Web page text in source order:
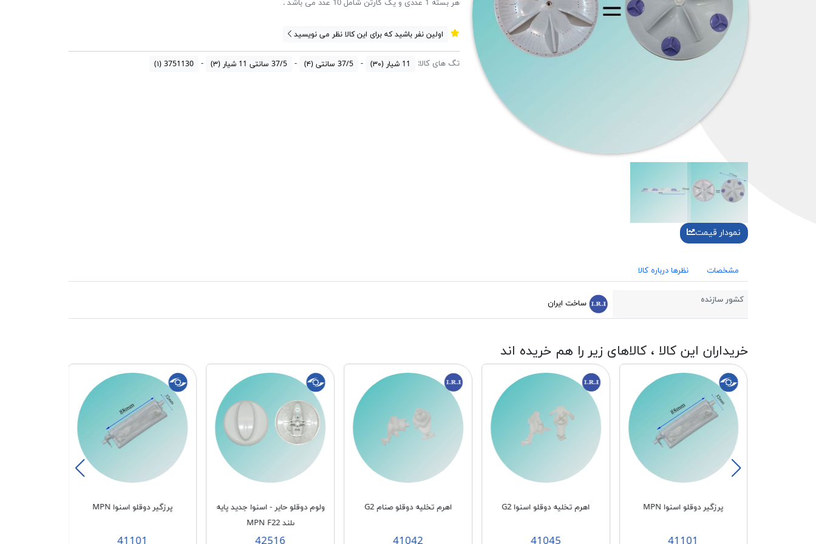
نمودار قیمت
هر بسته 1 عددی و یک کارتن شامل 10 عدد می باشد .
اولین نفر باشید که برای این کالا نظر می نویسید
تگ های کالا: 11 شیار (۳۰) 37/5 سانتی (۴) 37/5 سانتی 11 شیار (۳) 3751130 (۱)
مشخصات نظرها درباره کالا
کشور سازنده ساخت ایران
خریداران این کالا ، کالاهای زیر را هم خریده اند
پرزگیر دوقلو اسنوا MPN اهرم تخلیه دوقلو اسنوا G2 اهرم تخلیه دوقلو صنام G2
ولوم دوقلو حایر - اسنوا جدید پایه
بلند MPN F22
پرزگیر دوقلو اسنوا MPN